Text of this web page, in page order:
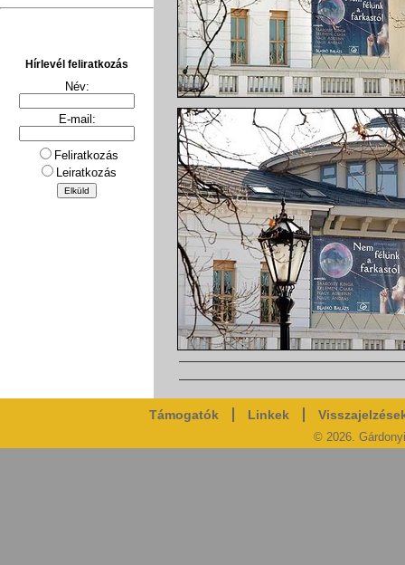
Hírlevél feliratkozás
Név:
E-mail:
Feliratkozás
Leiratkozás
Támogatók Linkek
© 2026.